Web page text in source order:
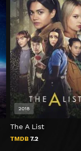
The A List
TMDB 7.2
2018